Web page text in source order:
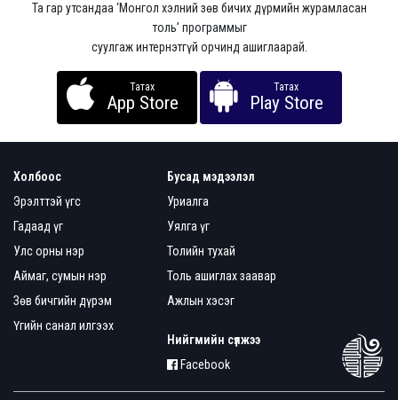
Та гар утсандаа ‘Монгол хэлний зөв бичих дүрмийн журамласан
толь’ программыг
суулгаж интернэтгүй орчинд ашиглаарай.
Татах
App Store
Татах
Play Store
Холбоос
Эрэлттэй үгс
Гадаад үг
Улс орны нэр
Аймаг, сумын нэр
Зөв бичгийн дүрэм
Үгийн санал илгээх
Бусад мэдээлэл
Уриалга
Уялга үг
Толийн тухай
Толь ашиглах заавар
Ажлын хэсэг
Нийгмийн сүлжээ
Facebook